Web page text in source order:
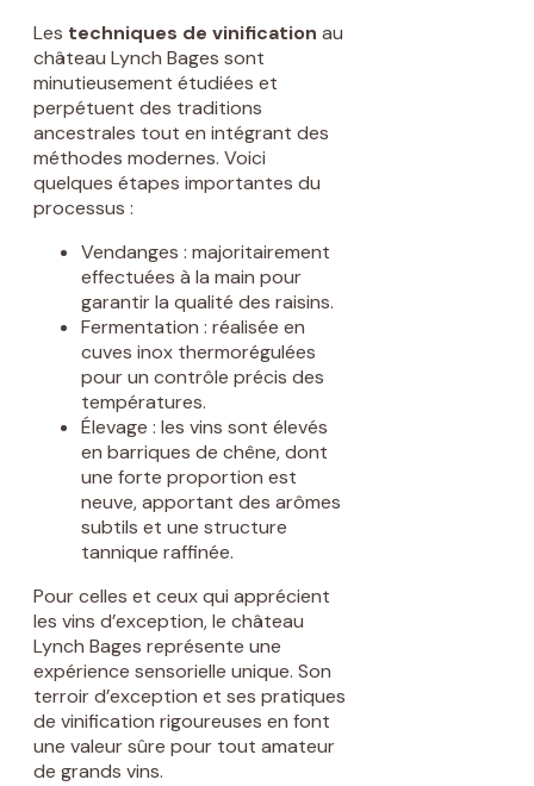
Les techniques de vinification au
château Lynch Bages sont
minutieusement étudiées et
perpétuent des traditions
ancestrales tout en intégrant des
méthodes modernes. Voici
quelques étapes importantes du
processus :
Vendanges : majoritairement
effectuées à la main pour
garantir la qualité des raisins.
Fermentation : réalisée en
cuves inox thermorégulées
pour un contrôle précis des
températures.
Élevage : les vins sont élevés
en barriques de chêne, dont
une forte proportion est
neuve, apportant des arômes
subtils et une structure
tannique raffinée.
Pour celles et ceux qui apprécient
les vins d’exception, le château
Lynch Bages représente une
expérience sensorielle unique. Son
terroir d’exception et ses pratiques
de vinification rigoureuses en font
une valeur sûre pour tout amateur
de grands vins.